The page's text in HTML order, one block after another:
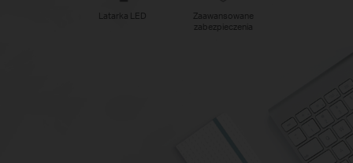
Latarka LED
Zaawansowane
zabezpieczenia